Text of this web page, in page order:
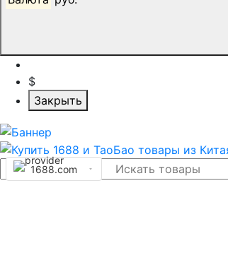
$
Закрыть
1688.com